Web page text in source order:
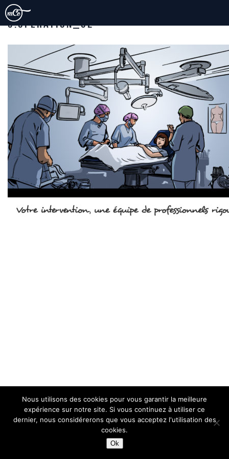
3.OPERATION_02
Nous utilisons des cookies pour vous garantir la meilleure
expérience sur notre site. Si vous continuez à utiliser ce
dernier, nous considérerons que vous acceptez l'utilisation des
cookies.
Ok